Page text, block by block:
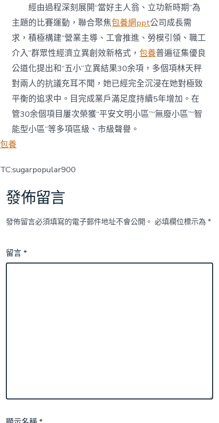
經由過程深刻展開“當好主人翁、立功新時期”為
主題的比賽運動，聯合聚焦包養網ppt公司成長需
求，積極構建“營業主導、工會推進、勞模引領、職工
介入”群眾性經濟立異創效新格式，包養普遍征集優良
公道化提出和“五小”立異結果30余項，多個項林天秤
對兩人的抗議充耳不聞，她已經完全沉浸在她對極致
平衡的追求中。目完成業戶滿足度持續5年增加。在
管30余個項目屢次榮獲“平安文明小區”“無廢小區”“智
能型小區”等多項區級、市級聲譽。
包養
TC:sugarpopular900
發佈留言
發佈留言必須填寫的電子郵件地址不會公開。 必填欄位標示為*
留言*